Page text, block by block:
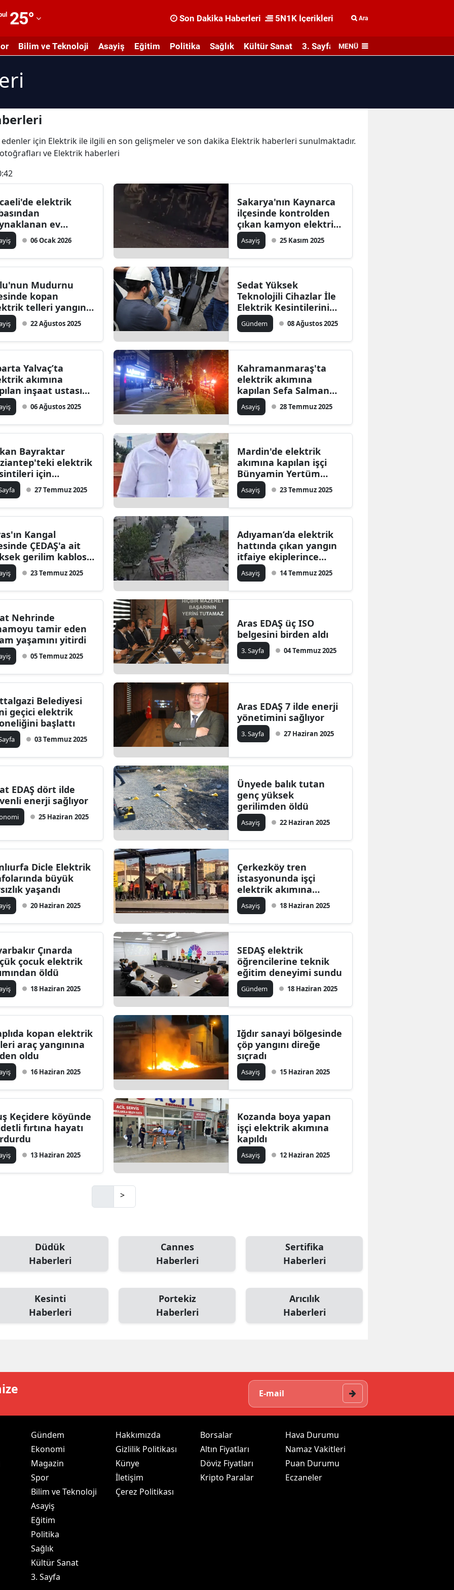
25° Son Dakika Haberleri 5N1K İçerikleri Ara
Bilim ve Teknoloji Asayiş Eğitim Politika Sağlık Kültür Sanat 3. Sayfa MENÜ
için Elektrik ile ilgili en son gelişmeler ve son dakika Elektrik haberleri sunulmaktadır.
ve Elektrik haberleri
elektrik
ev
paniğe neden
06 Ocak 2026
Sakarya'nın Kaynarca
ilçesinde kontrolden
çıkan kamyon elektrik
direğine çarparak
devrildi
Asayiş 25 Kasım 2025
Mudurnu
kopan
telleri yangına
oldu22 Ağustos 2025
Sedat Yüksek
Teknolojili Cihazlar İle
Elektrik Kesintilerini
Önlüyor
Gündem 08 Ağustos 2025
Yalvaç’ta
akımına
inşaat ustası
kaybetti
06 Ağustos 2025
Kahramanmaraş'ta
elektrik akımına
kapılan Sefa Salman
hayatını kaybetti
Asayiş 28 Temmuz 2025
Bayraktar
elektrik
için
geçti
27 Temmuz 2025
Mardin'de elektrik
akımına kapılan işçi
Bünyamin Yertüm
hayatını kaybetti
Asayiş 23 Temmuz 2025
Kangal
ÇEDAŞ'a ait
gerilim kablosu
23 Temmuz 2025
Adıyaman’da elektrik
hattında çıkan yangın
itfaiye ekiplerince
söndürüldü
Asayiş 14 Temmuz 2025
Nehrinde
tamir eden
yaşamını yitirdi
05 Temmuz 2025
Aras EDAŞ üç ISO
belgesini birden aldı
3. Sayfa 04 Temmuz 2025
Belediyesi
geçici elektrik
başlattı
03 Temmuz 2025
Aras EDAŞ 7 ilde enerji
yönetimini sağlıyor
3. Sayfa 27 Haziran 2025
EDAŞ dört ilde
enerji sağlıyor
25 Haziran 2025
Ünyede balık tutan
genç yüksek
gerilimden öldü
Asayiş 22 Haziran 2025
Dicle Elektrik
büyük
yaşandı
20 Haziran 2025
Çerkezköy tren
istasyonunda işçi
elektrik akımına
kapıldı
Asayiş 18 Haziran 2025
Çınarda
çocuk elektrik
öldü
18 Haziran 2025
SEDAŞ elektrik
öğrencilerine teknik
eğitim deneyimi sundu
Gündem 18 Haziran 2025
kopan elektrik
araç yangınına
oldu
16 Haziran 2025
Iğdır sanayi bölgesinde
çöp yangını direğe
sıçradı
Asayiş 15 Haziran 2025
Keçidere köyünde
fırtına hayatı
13 Haziran 2025
Kozanda boya yapan
işçi elektrik akımına
kapıldı
Asayiş 12 Haziran 2025
>
Düdük
Haberleri
Cannes
Haberleri
Sertifika
Haberleri
Kesinti
Haberleri
Portekiz
Haberleri
Arıcılık
Haberleri
Gündem
Ekonomi
Magazin
Spor
Bilim ve Teknoloji
Asayiş
Eğitim
Politika
Sağlık
Kültür Sanat
3. Sayfa
Hakkımızda
Gizlilik Politikası
Künye
İletişim
Çerez Politikası
Borsalar
Altın Fiyatları
Döviz Fiyatları
Kripto Paralar
Hava Durumu
Namaz Vakitleri
Puan Durumu
Eczaneler